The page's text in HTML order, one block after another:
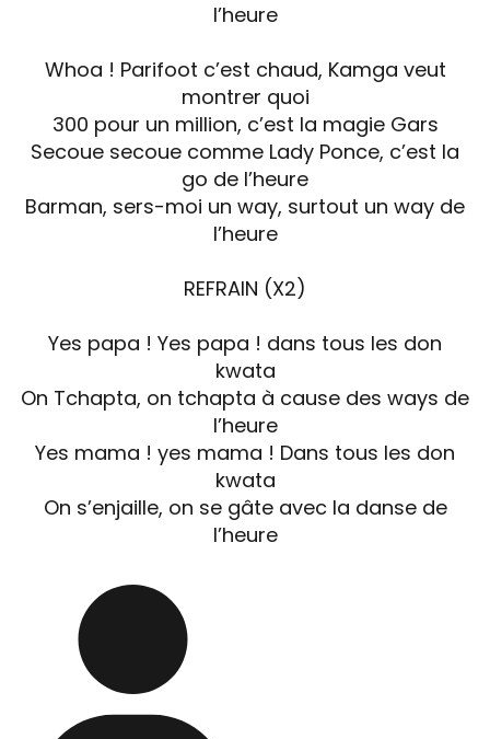
l’heure
Whoa ! Parifoot c’est chaud, Kamga veut
montrer quoi
300 pour un million, c’est la magie Gars
Secoue secoue comme Lady Ponce, c’est la
go de l’heure
Barman, sers-moi un way, surtout un way de
l’heure
REFRAIN (X2)
Yes papa ! Yes papa ! dans tous les don
kwata
On Tchapta, on tchapta à cause des ways de
l’heure
Yes mama ! yes mama ! Dans tous les don
kwata
On s’enjaille, on se gâte avec la danse de
l’heure